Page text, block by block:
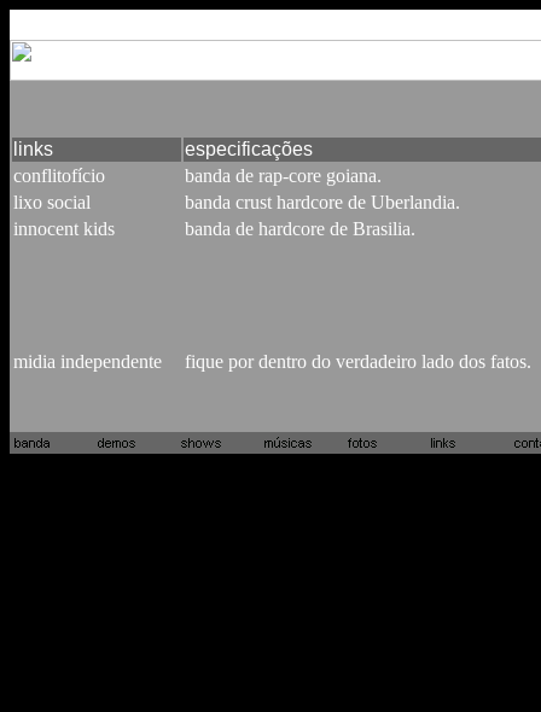
links
especificações
conflitofício
banda de rap-core goiana.
lixo social
banda crust hardcore de Uberlandia.
innocent kids
banda de hardcore de Brasilia.
midia independente fique por dentro do verdadeiro lado dos fatos.